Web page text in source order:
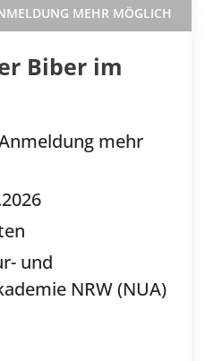
MEHR MÖGLICH
Biber im
mehr
und
NRW (NUA)